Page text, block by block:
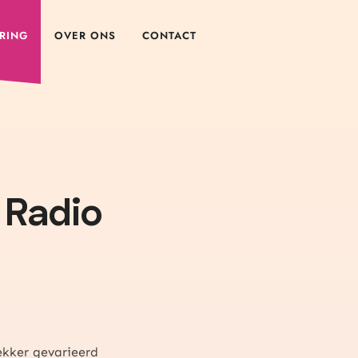
OVER ONS CONTACT
gevarieerd